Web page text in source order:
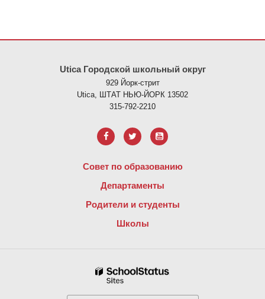
Utica Городской школьный округ
929 Йорк-стрит
Utica, ШТАТ НЬЮ-ЙОРК 13502
315-792-2210
Совет по образованию
Департаменты
Родители и студенты
Школы